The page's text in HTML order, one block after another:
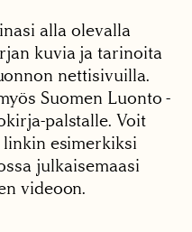
alla olevalla
kuvia ja tarinoita
nettisivuilla.
Suomen Luonto -
palstalle. Voit
esimerkiksi
julkaisemaasi
videoon.